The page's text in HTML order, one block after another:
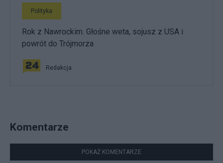
Polityka
Rok z Nawrockim. Głośne weta, sojusz z USA i
powrót do Trójmorza
Redakcja
Komentarze
POKAŻ KOMENTARZE